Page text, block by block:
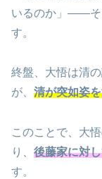
いるのか」――そ
す。
終盤、大悟は清
が、 清が突如姿
このことで、大
り、 後藤家に対
す。